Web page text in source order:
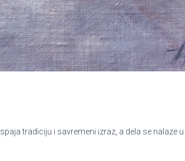
tradiciju i savremeni izraz, a dela se nalaze